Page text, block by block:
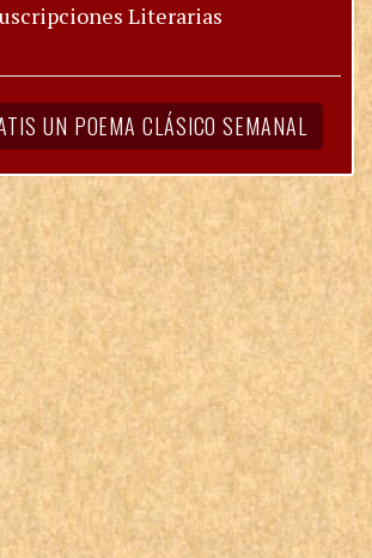
Literarias
UN POEMA CLÁSICO SEMANAL